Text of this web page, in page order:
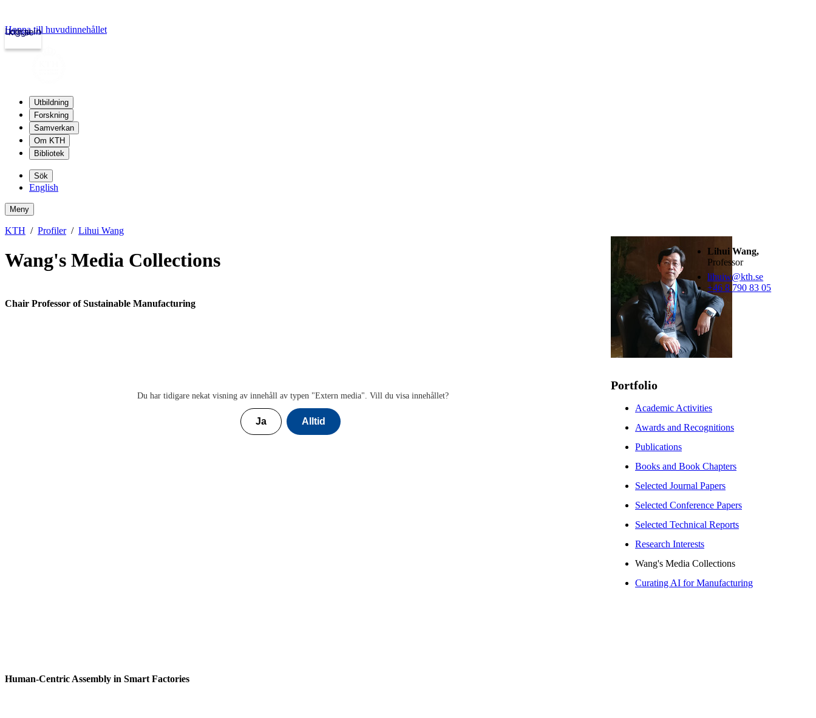
kth.se
Logga in
Hoppa till huvudinnehållet
Utbildning
Forskning
Samverkan
Om KTH
Bibliotek
Sök
English
Meny
KTH Profiler Lihui Wang
Wang's Media Collections
Chair Professor of Sustainable Manufacturing
Du har tidigare nekat visning av innehåll av typen "Extern media". Vill du visa innehållet?
Ja Alltid
Human-Centric Assembly in Smart Factories
Lihui Wang,
Professor
lihuiw@kth.se
+46 8 790 83 05
Portfolio
Academic Activities
Awards and Recognitions
Publications
Books and Book Chapters
Selected Journal Papers
Selected Conference Papers
Selected Technical Reports
Research Interests
Wang's Media Collections
Curating AI for Manufacturing